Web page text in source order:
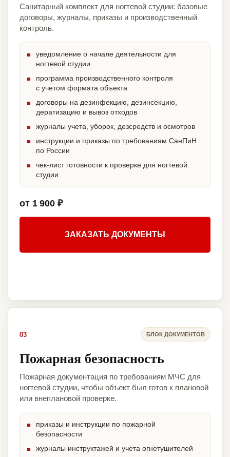
Санитарный комплект для ногтевой студии: базовые
договоры, журналы, приказы и производственный
контроль.
уведомление о начале деятельности для
ногтевой студии
программа производственного контроля
с учетом формата объекта
договоры на дезинфекцию, дезинсекцию,
дератизацию и вывоз отходов
журналы учета, уборок, дезсредств и осмотров
инструкции и приказы по требованиям СанПиН
по России
чек-лист готовности к проверке для ногтевой
студии
от 1 900 ₽
ЗАКАЗАТЬ ДОКУМЕНТЫ
03 БЛОК ДОКУМЕНТОВ
Пожарная безопасность
Пожарная документация по требованиям МЧС для
ногтевой студии, чтобы объект был готов к плановой
или внеплановой проверке.
приказы и инструкции по пожарной
безопасности
журналы инструктажей и учета огнетушителей